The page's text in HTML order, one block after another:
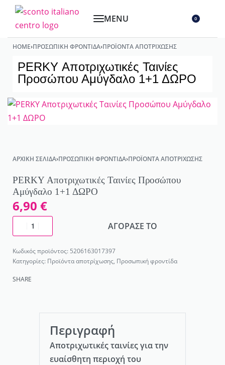
0
HOME›ΠΡΟΣΩΠΙΚΉ ΦΡΟΝΤΊΔΑ›ΠΡΟΪΌΝΤΑ ΑΠΟΤΡΊΧΩΣΗΣ
PERKY Αποτριχωτικές Ταινίες
Προσώπου Αμύγδαλο 1+1 ΔΩΡΟ
ΑΡΧΙΚΉ ΣΕΛΊΔΑ›ΠΡΟΣΩΠΙΚΉ ΦΡΟΝΤΊΔΑ›ΠΡΟΪΌΝΤΑ ΑΠΟΤΡΊΧΩΣΗΣ
PERKY Αποτριχωτικές Ταινίες Προσώπου
Αμύγδαλο 1+1 ΔΩΡΟ
6,90 €
ΑΓΟΡΑΣΕ ΤΟ
5206163017397
Κατηγορίες: Προϊόντα αποτρίχωσης, Προσωπική φροντίδα
SHARE
Περιγραφή
Αποτριχωτικές ταινίες για την
ευαίσθητη περιοχή του